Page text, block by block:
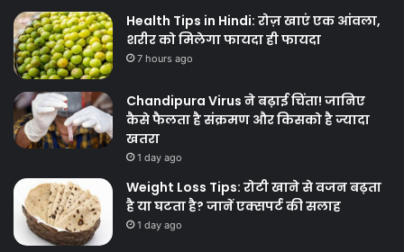
Health Tips in Hindi: रोज़ खाएं एक आंवला,
शरीर को मिलेगा फायदा ही फायदा
7 hours ago
Chandipura Virus ने बढ़ाई चिंता! जानिए
कैसे फैलता है संक्रमण और किसको है ज्यादा
खतरा
1 day ago
Weight Loss Tips: रोटी खाने से वजन बढ़ता
है या घटता है? जानें एक्सपर्ट की सलाह
1 day ago